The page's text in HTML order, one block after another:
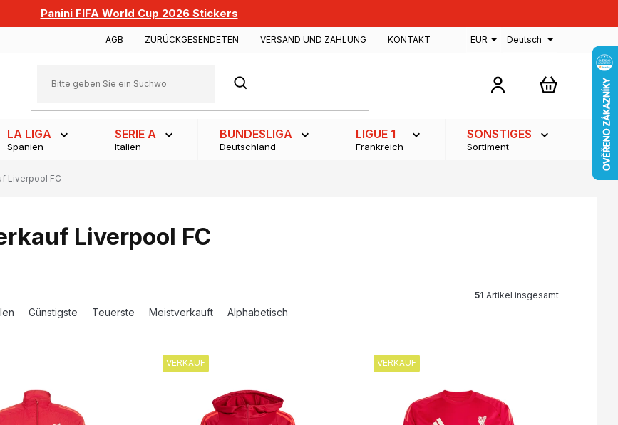
Panini FIFA World Cup 2026 Stickers
AGB ZURÜCKGESENDETEN VERSAND UND ZAHLUNG KONTAKT EUR Deutsch
SUCHEN
LA LIGA
Spanien
SERIE A
Italien
BUNDESLIGA
Deutschland
LIGUE 1
Frankreich
SONSTIGES
Sortiment
Liverpool FC
Liverpool FC
Günstigste Teuerste Meistverkauft Alphabetisch
51 Artikel insgesamt
VERKAUF VERKAUF